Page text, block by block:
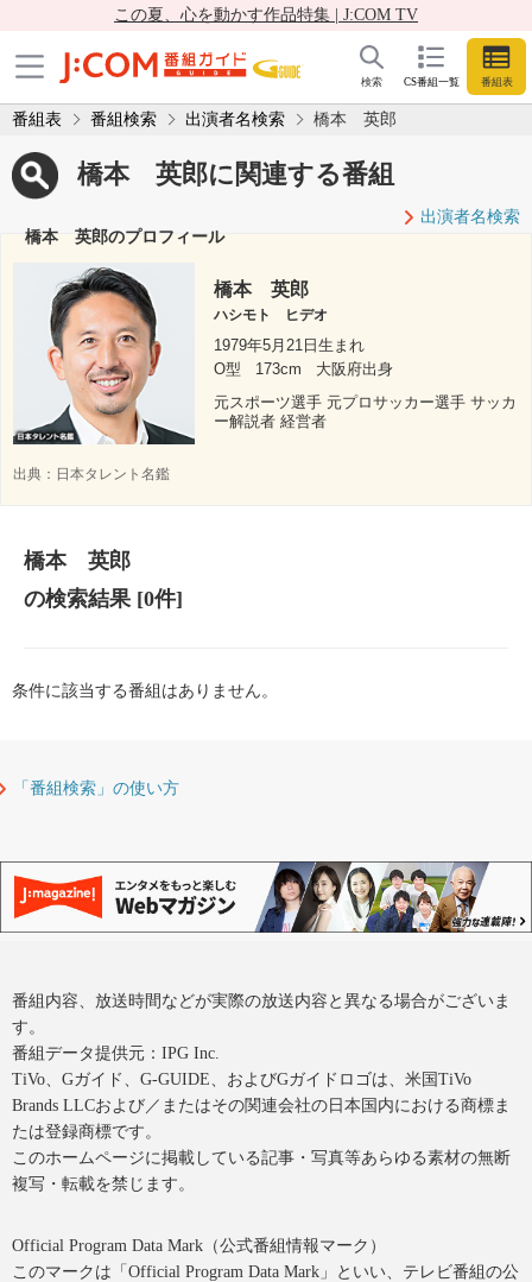
この夏、心を動かす作品特集 | J:COM TV
CS番組一覧 番組表
検索
番組表 番組検索 出演者名検索 橋本 英郎
橋本 英郎に関連する番組
出演者名検索
橋本 英郎のプロフィール
橋本 英郎
ハシモト ヒデオ
1979年5月21日生まれ
O型
173cm
大阪府出身
元スポーツ選手 元プロサッカー選手 サッカ
ー解説者 経営者
出典： 日本タレント名鑑
橋本 英郎
の検索結果[0件]
条件に該当する番組はありません。
「番組検索」の使い方
番組内容、放送時間などが実際の放送内容と異なる場合がございま
す。
番組データ提供元：IPG Inc.
TiVo、Gガイド、G-GUIDE、およびGガイドロゴは、米国TiVo
Brands LLCおよび／またはその関連会社の日本国内における商標ま
たは登録商標です。
このホームページに掲載している記事・写真等あらゆる素材の無断
複写・転載を禁じます。
Official Program Data Mark（公式番組情報マーク）
このマークは「Official Program Data Mark」といい、テレビ番組の公